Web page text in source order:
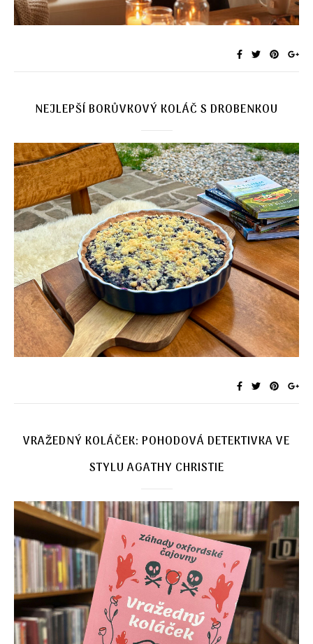
NEJLEPŠÍ BORŮVKOVÝ KOLÁČ S DROBENKOU
VRAŽEDNÝ KOLÁČEK: POHODOVÁ DETEKTIVKA VE
STYLU AGATHY CHRISTIE